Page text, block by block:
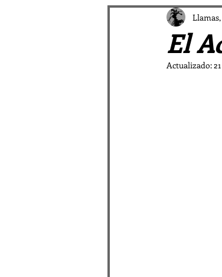
El Vampiro
Patrística a las
El
Llamas,
Actualizado: